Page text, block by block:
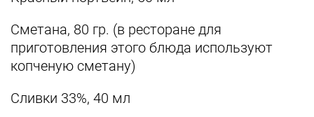
Сметана, 80 гр. (в ресторане для
приготовления этого блюда используют
копченую сметану)
Сливки 33%, 40 мл